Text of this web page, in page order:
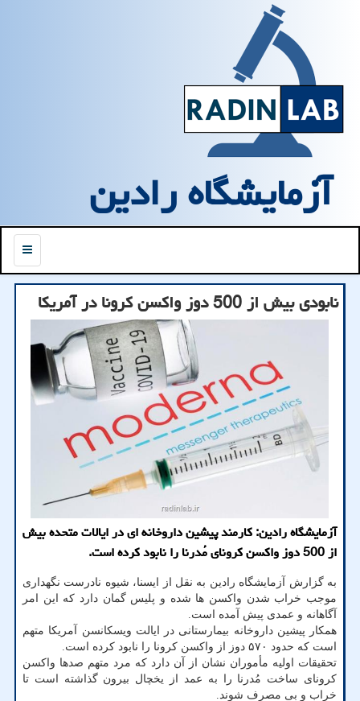
آزمایشگاه رادین
منو
نابودی بیش از 500 دوز واكسن كرونا در آمریكا
آزمایشگاه رادین: کارمند پیشین داروخانه ای در ایالات متحده بیش
از 500 دوز واکسن کرونای مُدرنا را نابود کرده است.
به گزارش آزمایشگاه رادین به نقل از ایسنا، شیوه نادرست نگهداری
موجب خراب شدن واکسن ها شده و پلیس گمان دارد که این امر
آگاهانه و عمدی پیش آمده است.
همکار پیشین داروخانه بیمارستانی در ایالت ویسکانسن آمریکا متهم
است که حدود ۵۷۰ دوز از واکسن کرونا را نابود کرده است.
تحقیقات اولیه مأموران نشان از آن دارد که مرد متهم صدها واکسن
کرونای ساخت مُدرنا را به عمد از یخچال بیرون گذاشته است تا
خراب و بی مصرف شوند.